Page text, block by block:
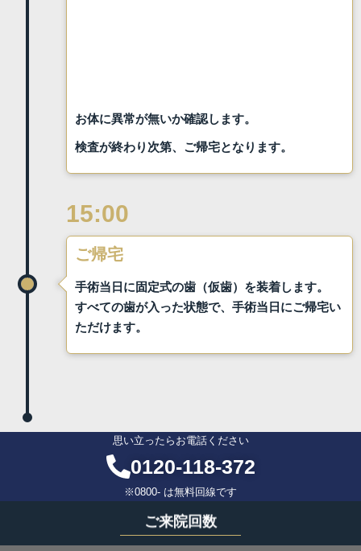
お体に異常が無いか確認します。
検査が終わり次第、ご帰宅となります。
15:00
ご帰宅
手術当日に固定式の歯（仮歯）を装着します。
すべての歯が入った状態で、手術当日にご帰宅い
ただけます。
思い立ったらお電話ください
0120-118-372
※0800- は無料回線です
ご来院回数